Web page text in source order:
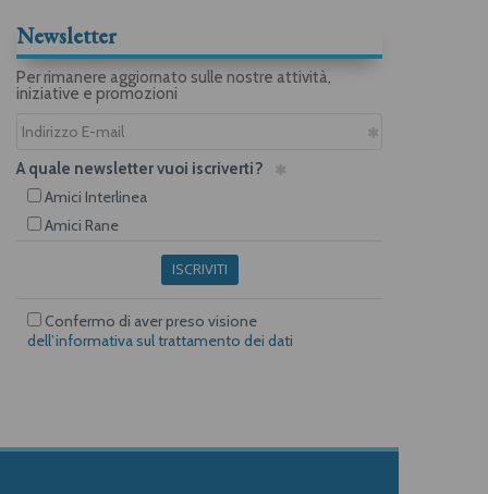
Newsletter
Per rimanere aggiornato sulle nostre attività,
iniziative e promozioni
A quale newsletter vuoi iscriverti?
Amici Interlinea
Amici Rane
ISCRIVITI
Confermo di aver preso visione
dell’informativa sul trattamento dei dati